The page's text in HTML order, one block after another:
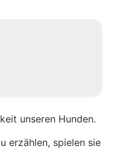
unseren Hunden.
erzählen, spielen sie